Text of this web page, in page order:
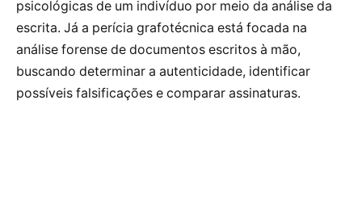
psicológicas de um indivíduo por meio da análise da
escrita. Já a perícia grafotécnica está focada na
análise forense de documentos escritos à mão,
buscando determinar a autenticidade, identificar
possíveis falsificações e comparar assinaturas.